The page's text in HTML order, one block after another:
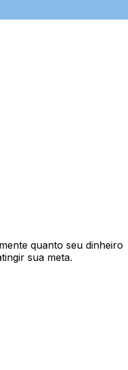
quanto seu dinheiro
sua meta.